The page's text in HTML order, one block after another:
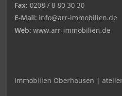
Fax: 0208 / 8 80 30 30
E-Mail: info@arr-immobilien.de
Web: www.arr-immobilien.de
Immobilien Oberhausen |